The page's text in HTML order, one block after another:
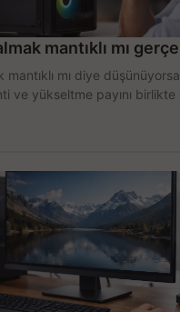
mantıklı mı
mantıklı mı diye
ve yükseltme payını